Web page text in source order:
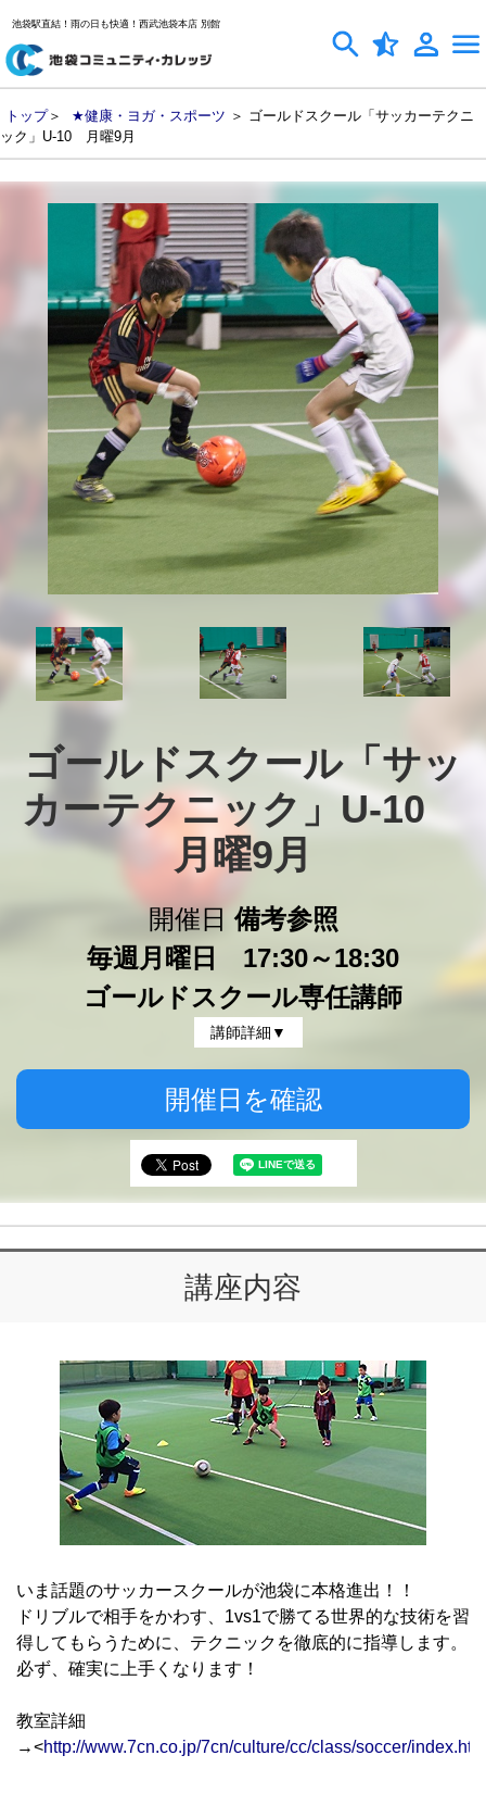
池袋駅直結！雨の日も快適！西武池袋本店 別館
トップ＞ ★健康・ヨガ・スポーツ ＞ ゴールドスクール「サッカーテクニ
ック」U-10 月曜9月
ゴールドスクール「サッ
カーテクニック」U-10
月曜9月
開催日備考参照
毎週月曜日 17:30～18:30
ゴールドスクール専任講師
講師詳細▼
開催日を確認
講座内容
いま話題のサッカースクールが池袋に本格進出！！
ドリブルで相手をかわす、1vs1で勝てる世界的な技術を習
得してもらうために、テクニックを徹底的に指導します。
必ず、確実に上手くなります！
教室詳細
→<http://www.7cn.co.jp/7cn/culture/cc/class/soccer/